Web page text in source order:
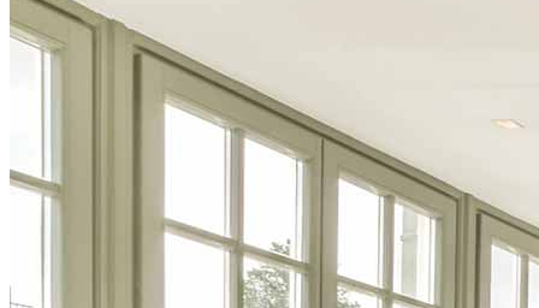
Comunicarse con nosotros
Encontrar un agente de préstamos
Información en español
Declaración de privacidad
Limitar el uso compartido de su información personal
AQUÍ (afiliados y terceros)
No vender ni compartir mi información personal (CA,
CT, MN, MT, OR)
Licencias y divulgaciones
Términos y condiciones